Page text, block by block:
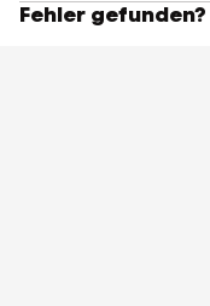
Fehler gefunden?